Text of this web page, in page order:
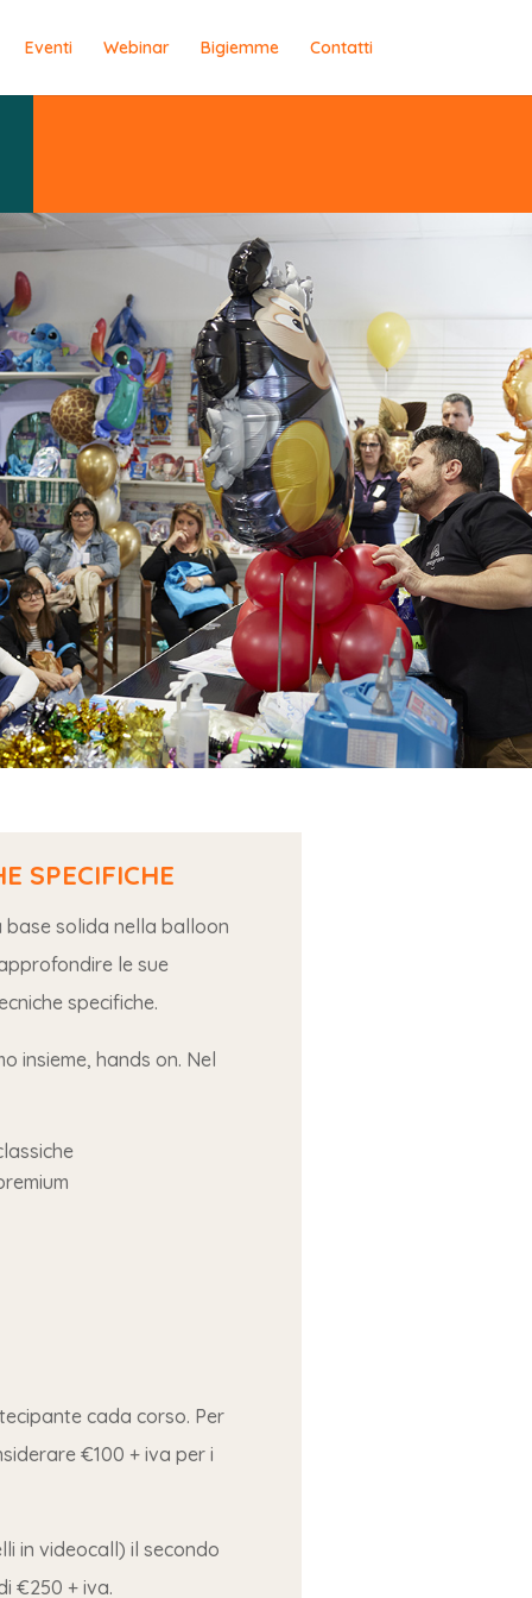
Eventi Webinar Bigiemme Contatti
SPECIFICHE
base solida nella balloon
le sue
specifiche.
insieme, hands on. Nel
cada corso. Per
€100 + iva per i
in videocall) il secondo
€250 + iva.